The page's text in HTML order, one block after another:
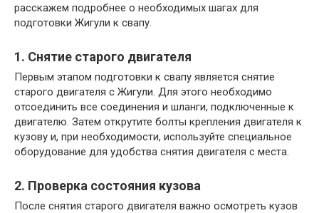
расскажем подробнее о необходимых шагах для
подготовки Жигули к свапу.
1. Снятие старого двигателя
Первым этапом подготовки к свапу является снятие
старого двигателя с Жигули. Для этого необходимо
отсоединить все соединения и шланги, подключенные к
двигателю. Затем открутите болты крепления двигателя к
кузову и, при необходимости, используйте специальное
оборудование для удобства снятия двигателя с места.
2. Проверка состояния кузова
После снятия старого двигателя важно осмотреть кузов